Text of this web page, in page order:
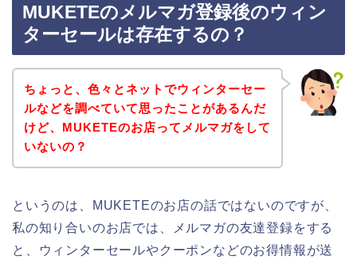
MUKETEのメルマガ登録後のウィン
ターセールは存在するの？
ちょっと、色々とネットでウィンターセー
ルなどを調べていて思ったことがあるんだ
けど、MUKETEのお店ってメルマガをして
いないの？
というのは、MUKETEのお店の話ではないのですが、
私の知り合いのお店では、メルマガの友達登録をする
と、ウィンターセールやクーポンなどのお得情報が送